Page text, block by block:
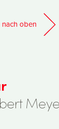
nach oben